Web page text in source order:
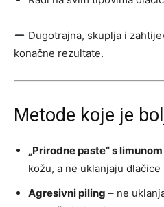
Dugotrajna, skuplja i
konačne rezultate.
Metode koje je
„Prirodne paste“ s
kožu, a ne uklanjaju dlačice
Agresivni piling – ne